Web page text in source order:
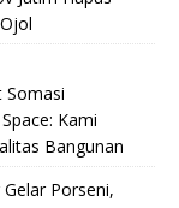
Somasi
Kami
Bangunan
Porseni,